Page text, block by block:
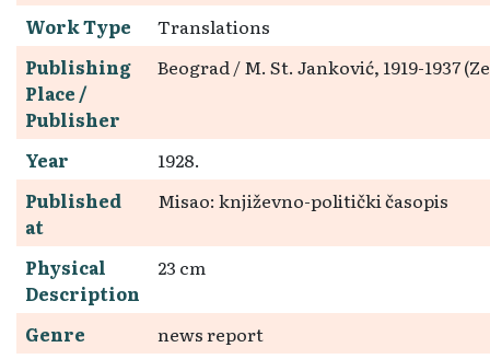
Work Type
Translations
Publishing
Place /
Publisher
Beograd / M. St. Janković, 1919-1937
Year
1928.
Published
at
Misao: književno-politički časopis
Physical
Description
23 cm
Genre
news report